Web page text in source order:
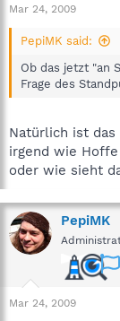
Mar 24, 2009
PepiMK said:
Ob das jetzt "an
Frage des
Natürlich ist das
irgend wie
oder wie sieht
PepiMK
Mar 24, 2009